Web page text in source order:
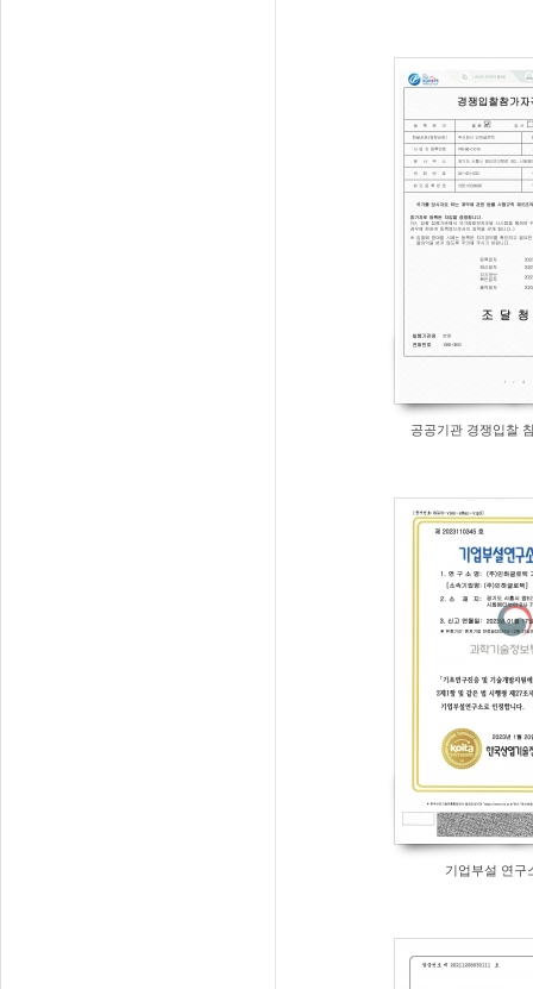
공공기관 경쟁입찰
기업부설 연구